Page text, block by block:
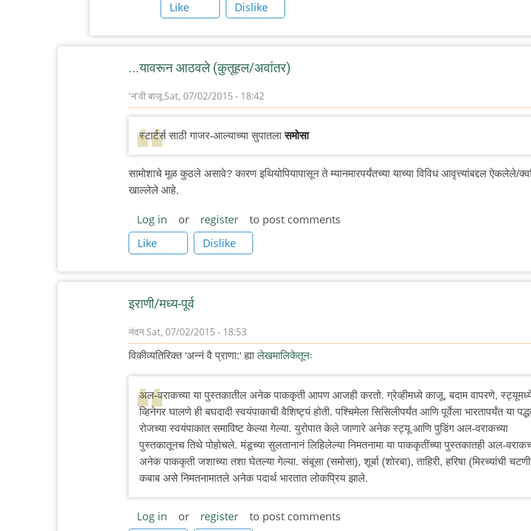
Like Dislike
...यावरून आठवले (कुतूहल/अवांतर)
'न'वी बाजूSat, 07/02/2015 - 18:42
स्टार्टर्स साठी गाजर-आल्याच्या सुपातलासमोसा
सामोशाचे मूळ कुठले असावे? कारण इथियोपियापासून ते म्यानमारपर्यंतच्या याच्या विविध आवृत्त्यांबद्दल ऐकलेले/
खाल्लेले आहे.
Log in or register
to post comments
Like
Dislike
इराणी/मध्य-पूर्व
नंदन Sat, 07/02/2015 - 18:53
विकीव्यतिरिक्त 'अन्नं वै प्राणा:' ह्यालेखमालिकेतूनः
अल-वराकच्या या पुस्तकातील अनेक पाककृती आपण आजही करतो. ग्रेव्हीमध्ये काजू, बदाम वापरणे,
व्हिनेगर घालणे ही बघदादी स्वयंपाकाची वैशिष्ट्यं होती. पश्चिमेला सिसिलीपर्यंत आणि पूर्वेला भारतापर्यंत या
रोजच्या स्वयंपाकात समाविष्ट केल्या गेल्या. युरोपात केले जाणारे अनेक स्ट्यू आणि पुडिंग अल-वराकच्या
पुस्तकातूनच तिथे पोहोचले. मंडूच्या सुलतानानं लिहिलेल्या निमतनामा या पाककृतींच्या पुस्तकातही अल-
अनेक पाककृती जशाच्या तशा घेतल्या गेल्या. संबूसा (समोसा), शूर्बा (शोरबा), ताहिरी, हरिषा (मिरच्यांची
कबाब असे निमतनामातले अनेक पदार्थ भारतात लोकप्रिय झाले.
Log in or register to post comments